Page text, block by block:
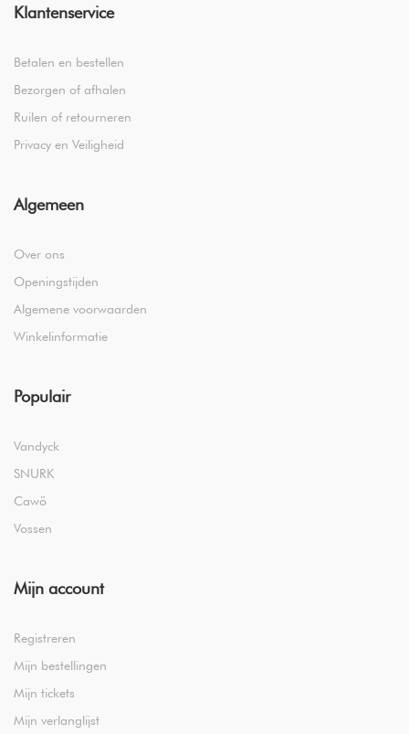
Klantenservice
Betalen en bestellen
Bezorgen of afhalen
Ruilen of retourneren
Privacy en Veiligheid
Algemeen
Over ons
Openingstijden
Algemene voorwaarden
Winkelinformatie
Populair
Vandyck
SNURK
Cawö
Vossen
Mijn account
Registreren
Mijn bestellingen
Mijn tickets
Mijn verlanglijst